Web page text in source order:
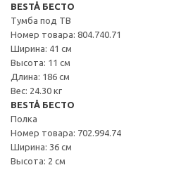
BESTÅ БЕСТО
Тумба под ТВ
Номер товара: 804.740.71
Ширина: 41 см
Высота: 11 см
Длина: 186 см
Вес: 24.30 кг
BESTÅ БЕСТО
Полка
Номер товара: 702.994.74
Ширина: 36 см
Высота: 2 см